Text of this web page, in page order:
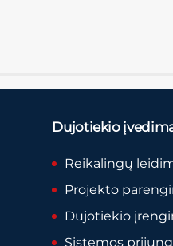
Dujotiekio
Reikalingų
Projekto
Dujotiekio
Sistemos